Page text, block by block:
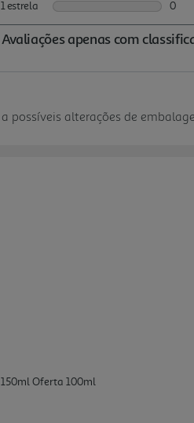
possíveis alterações de
Oferta 100ml